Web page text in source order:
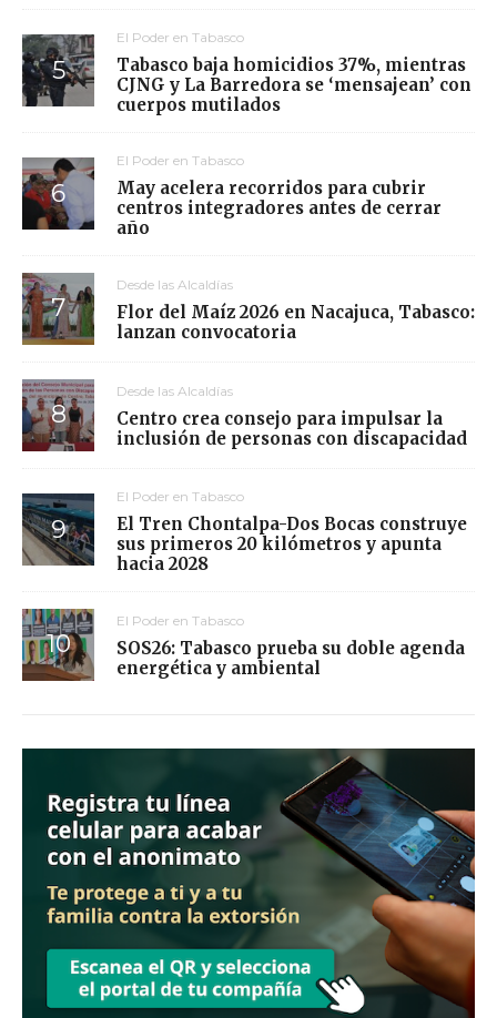
El Poder en Tabasco
Tabasco baja homicidios 37%, mientras
CJNG y La Barredora se ‘mensajean’ con
cuerpos mutilados
El Poder en Tabasco
May acelera recorridos para cubrir
centros integradores antes de cerrar
año
Desde las Alcaldías
Flor del Maíz 2026 en Nacajuca, Tabasco:
lanzan convocatoria
Desde las Alcaldías
Centro crea consejo para impulsar la
inclusión de personas con discapacidad
El Poder en Tabasco
El Tren Chontalpa-Dos Bocas construye
sus primeros 20 kilómetros y apunta
hacia 2028
El Poder en Tabasco
SOS26: Tabasco prueba su doble agenda
energética y ambiental